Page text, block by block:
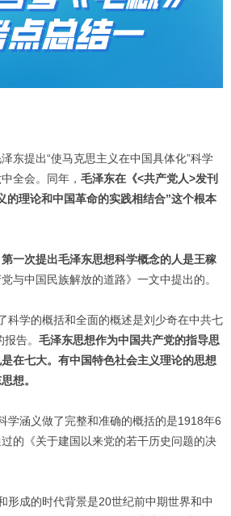
提出“使马克思主义在中国具体化”科学
全会。同年， 毛泽东在《<共产党人>发刊
的理论和中国革命的实践相结合”这个根本
一次提出毛泽东思想科学概念的人是王稼
与中国民族解放的道路》一文中提出的。
学的概括和全面的概述是刘少奇在中共七
告。 毛泽东思想作为中国共产党的指导思
在七大。有中国特色社会主义理论的思想
想。
涵义做了完整和准确的概括的是1918年6
的《关于建国以来党的若干历史问题的决
成的时代背景是20世纪前中期世界和中